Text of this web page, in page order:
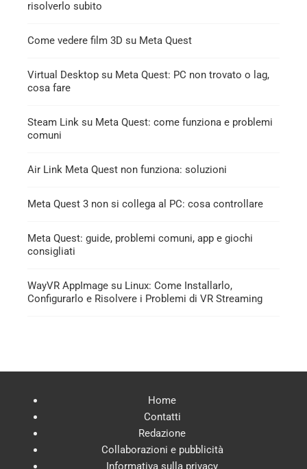
risolverlo subito
Come vedere film 3D su Meta Quest
Virtual Desktop su Meta Quest: PC non trovato o lag,
cosa fare
Steam Link su Meta Quest: come funziona e problemi
comuni
Air Link Meta Quest non funziona: soluzioni
Meta Quest 3 non si collega al PC: cosa controllare
Meta Quest: guide, problemi comuni, app e giochi
consigliati
WayVR AppImage su Linux: Come Installarlo,
Configurarlo e Risolvere i Problemi di VR Streaming
Home
Contatti
Redazione
Collaborazioni e pubblicità
Informativa sulla privacy